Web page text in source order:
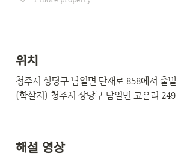
위치
청주시 상당구 남일면 단재로 858에서 출발
(학살지) 청주시 상당구 남일면 고은리 249
해설 영상